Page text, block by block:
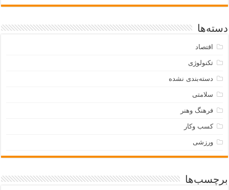
دسته‌ها
اقتصاد
تکنولوژی
دسته‌بندی نشده
سلامتی
فرهنگ وهنر
کسب وکار
ورزشی
برچسب‌ها